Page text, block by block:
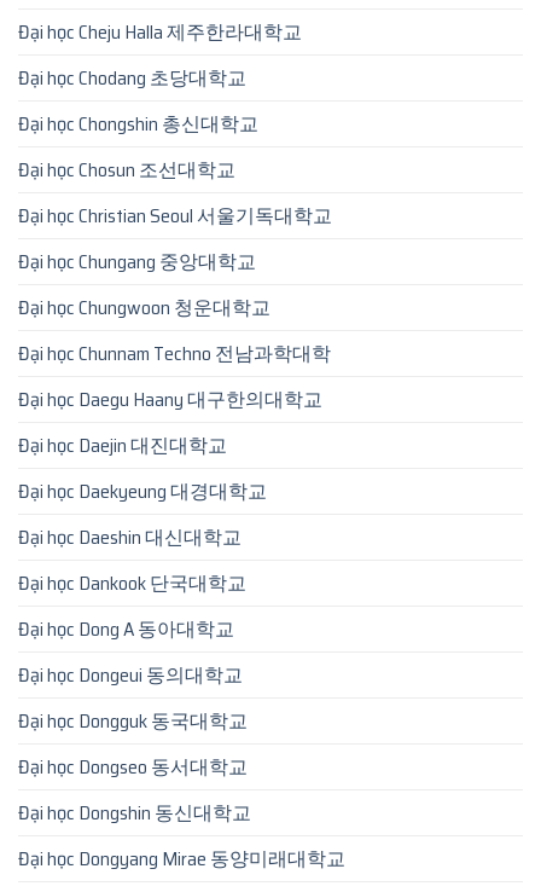
Đại học Cheju Halla 제주한라대학교
Đại học Chodang 초당대학교
Đại học Chongshin 총신대학교
Đại học Chosun 조선대학교
Đại học Christian Seoul 서울기독대학교
Đại học Chungang 중앙대학교
Đại học Chungwoon 청운대학교
Đại học Chunnam Techno 전남과학대학
Đại học Daegu Haany 대구한의대학교
Đại học Daejin 대진대학교
Đại học Daekyeung 대경대학교
Đại học Daeshin 대신대학교
Đại học Dankook 단국대학교
Đại học Dong A 동아대학교
Đại học Dongeui 동의대학교
Đại học Dongguk 동국대학교
Đại học Dongseo 동서대학교
Đại học Dongshin 동신대학교
Đại học Dongyang Mirae 동양미래대학교